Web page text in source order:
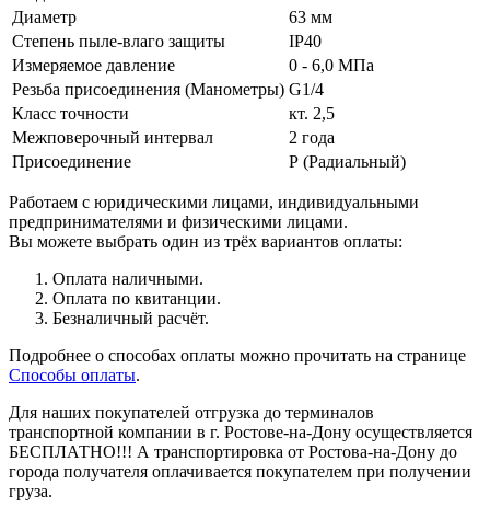
Диаметр
63 мм
Степень пыле-влаго защиты
IP40
Измеряемое давление
0 - 6,0 МПа
Резьба присоединения (Манометры) G1/4
Класс точности
кт. 2,5
Межповерочный интервал
2 года
Присоединение
Р (Радиальный)
Работаем с юридическими лицами, индивидуальными
предпринимателями и физическими лицами.
Вы можете выбрать один из трёх вариантов оплаты:
Оплата наличными.
Оплата по квитанции.
Безналичный расчёт.
Подробнее о способах оплаты можно прочитать на странице
Способы оплаты.
Для наших покупателей отгрузка до терминалов
транспортной компании в г. Ростове-на-Дону осуществляется
БЕСПЛАТНО!!! А транспортировка от Ростова-на-Дону до
города получателя оплачивается покупателем при получении
груза.